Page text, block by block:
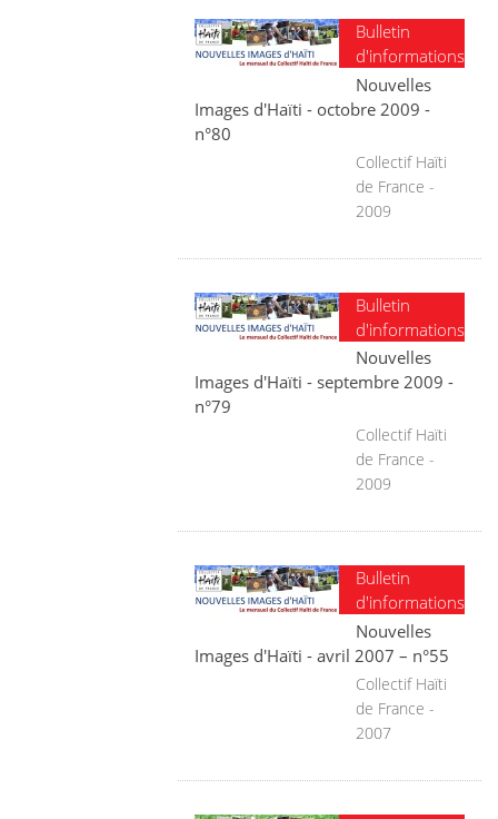
Bulletin
d'informations
Nouvelles
Images d'Haïti - octobre 2009 -
n°80
Collectif Haïti
de France -
2009
Bulletin
d'informations
Nouvelles
Images d'Haïti - septembre 2009 -
n°79
Collectif Haïti
de France -
2009
Bulletin
d'informations
Nouvelles
Images d'Haïti - avril 2007 – n°55
Collectif Haïti
de France -
2007